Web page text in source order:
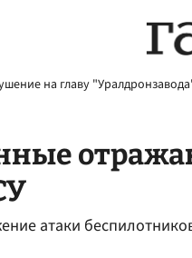
на главу
атаки